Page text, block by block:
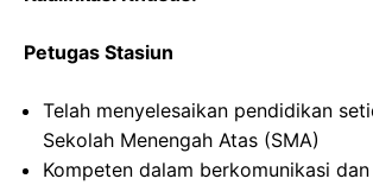
Petugas Stasiun
Telah menyelesaikan pendidikan
Sekolah Menengah Atas (SMA)
Kompeten dalam berkomunikasi